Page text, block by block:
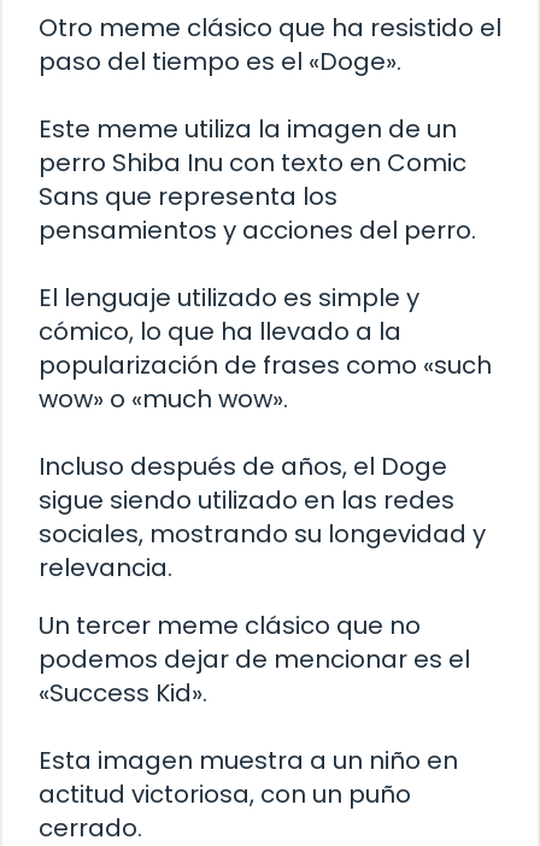
Otro meme clásico que ha resistido el
paso del tiempo es el «Doge».
Este meme utiliza la imagen de un
perro Shiba Inu con texto en Comic
Sans que representa los
pensamientos y acciones del perro.
El lenguaje utilizado es simple y
cómico, lo que ha llevado a la
popularización de frases como «such
wow» o «much wow».
Incluso después de años, el Doge
sigue siendo utilizado en las redes
sociales, mostrando su longevidad y
relevancia.
Un tercer meme clásico que no
podemos dejar de mencionar es el
«Success Kid».
Esta imagen muestra a un niño en
actitud victoriosa, con un puño
cerrado.